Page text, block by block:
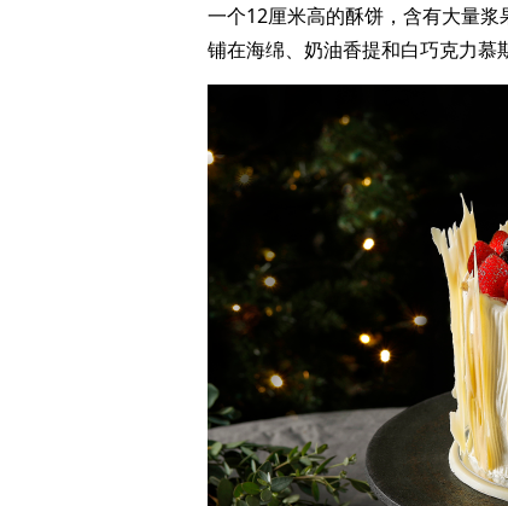
一个12厘米高的酥饼，含有大量
铺在海绵、奶油香提和白巧克力慕